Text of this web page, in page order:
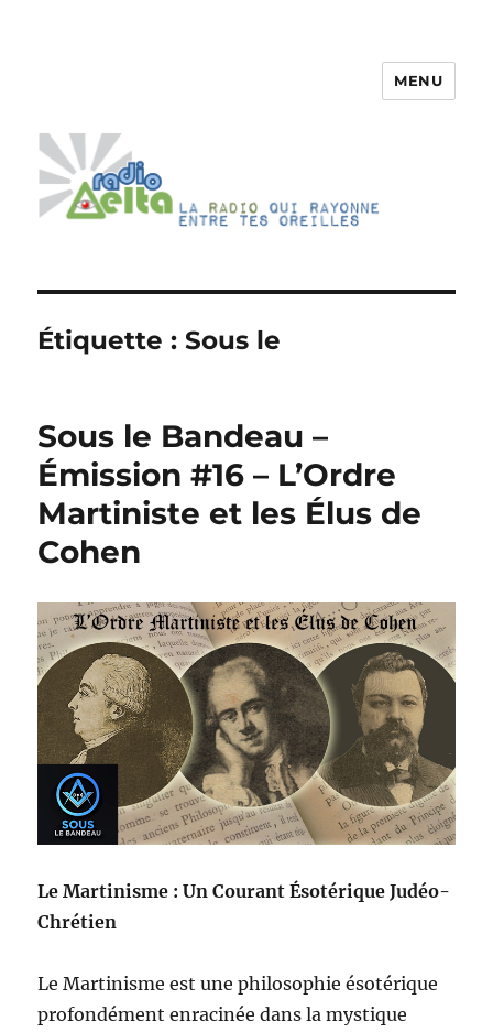
MENU
Étiquette :Sous le
Sous le Bandeau –
Émission #16 – L’Ordre
Martiniste et les Élus de
Cohen
Le Martinisme : Un Courant Ésotérique Judéo-
Chrétien
Le Martinisme est une philosophie ésotérique
profondément enracinée dans la mystique